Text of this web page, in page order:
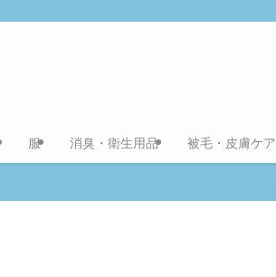
服 消臭・衛生用品 被毛・皮膚ケア